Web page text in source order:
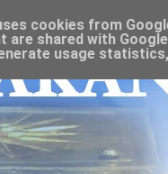
cookies from
are shared with
usage